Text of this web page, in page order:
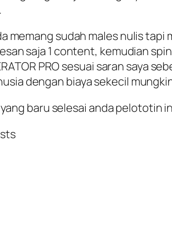
memang sudah males nulis
saja 1 content, kemudian
PRO sesuai saran saya
dengan biaya sekecil
baru selesai anda pelototin